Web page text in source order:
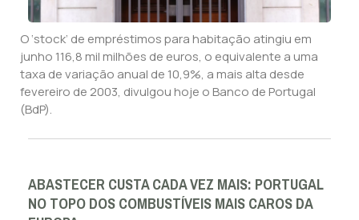
O ‘stock’ de empréstimos para habitação atingiu em
junho 116,8 mil milhões de euros, o equivalente a uma
taxa de variação anual de 10,9%, a mais alta desde
fevereiro de 2003, divulgou hoje o Banco de Portugal
(BdP).
ABASTECER CUSTA CADA VEZ MAIS: PORTUGAL
NO TOPO DOS COMBUSTÍVEIS MAIS CAROS DA